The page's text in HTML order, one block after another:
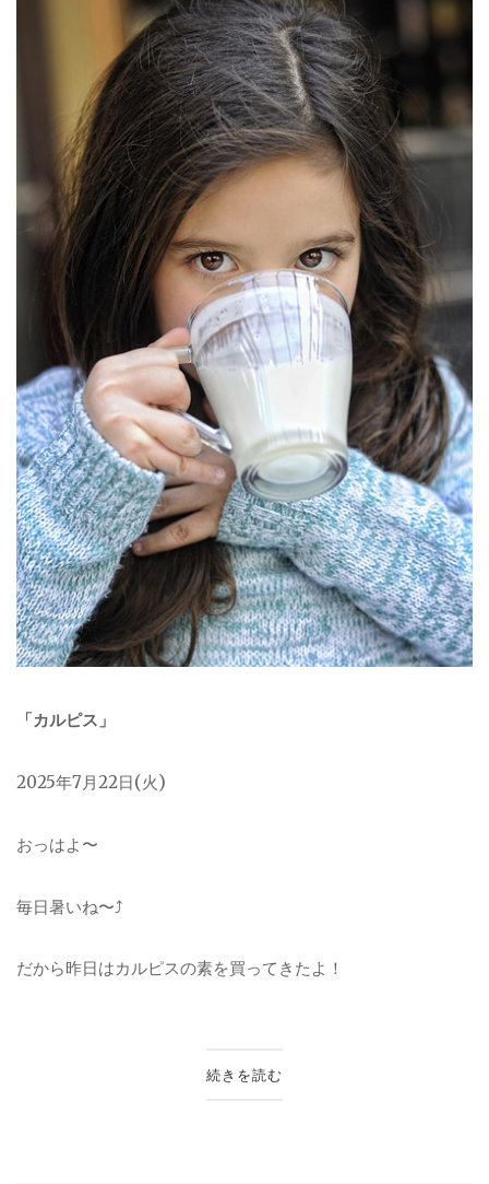
「カルピス」
2025年7月22日(火)
おっはよ〜
毎日暑いね〜⤴︎
だから昨日はカルピスの素を買ってきたよ！
続きを読む